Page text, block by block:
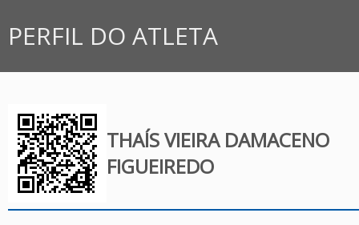
PERFIL DO ATLETA
THAÍS VIEIRA DAMACENO
FIGUEIREDO